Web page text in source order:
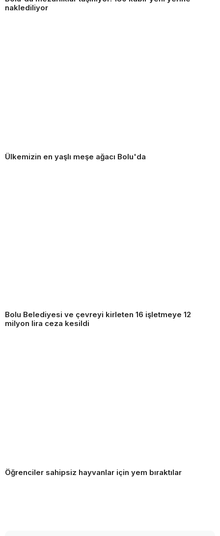
naklediliyor
Ülkemizin en yaşlı meşe ağacı Bolu'da
Bolu Belediyesi ve çevreyi kirleten 16 işletmeye 12
milyon lira ceza kesildi
Öğrenciler sahipsiz hayvanlar için yem bıraktılar